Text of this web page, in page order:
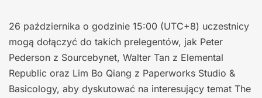
26 października o godzinie 15:00 (UTC+8) uczestnicy
mogą dołączyć do takich prelegentów, jak Peter
Pederson z Sourcebynet, Walter Tan z Elemental
Republic oraz Lim Bo Qiang z Paperworks Studio &
Basicology, aby dyskutować na interesujący temat The